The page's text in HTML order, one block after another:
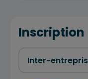
Inscription